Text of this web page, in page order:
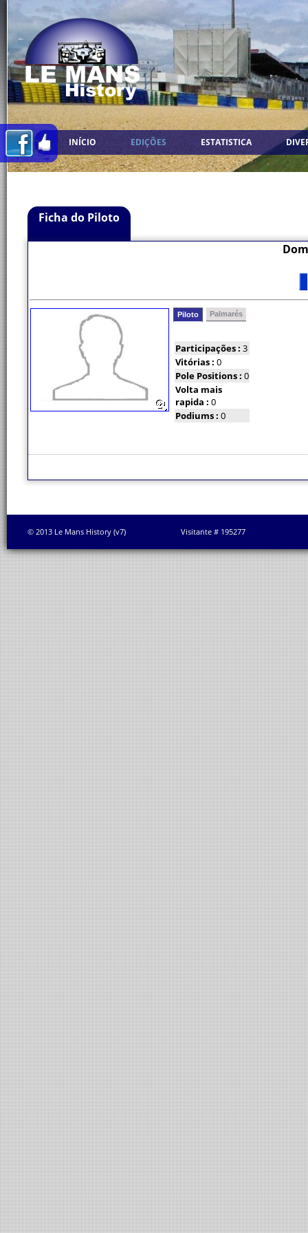
INÍCIO EDIÇÕES ESTATISTICA
Ficha do Piloto
Piloto Palmarés
Participações : 3
Vitórias : 0
Pole Positions : 0
Volta mais
rapida : 0
Podiums : 0
© 2013 Le Mans History (v7) Visitante # 195277